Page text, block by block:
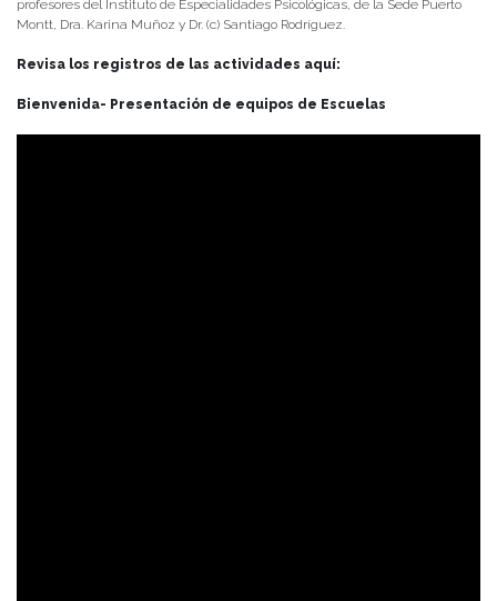
profesores del Instituto de Especialidades Psicológicas, de la Sede Puerto
Montt, Dra. Karina Muñoz y Dr. (c) Santiago Rodríguez.
Revisa los registros de las actividades aquí:
Bienvenida- Presentación de equipos de Escuelas